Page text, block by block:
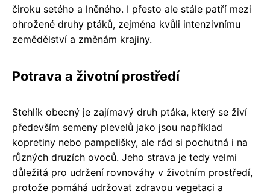
čiroku setého a lněného. I přesto ale stále patří mezi
ohrožené druhy ptáků, zejména kvůli intenzivnímu
zemědělství a změnám krajiny.
Potrava a životní prostředí
Stehlík obecný je zajímavý druh ptáka, který se živí
především semeny plevelů jako jsou například
kopretiny nebo pampelišky, ale rád si pochutná i na
různých druzích ovoců. Jeho strava je tedy velmi
důležitá pro udržení rovnováhy v životním prostředí,
protože pomáhá udržovat zdravou vegetaci a